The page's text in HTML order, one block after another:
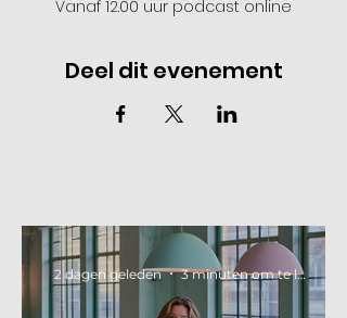
Vanaf 12.00 uur podcast online
Deel dit evenement
2 dagen geleden 3 minuten om te lezen